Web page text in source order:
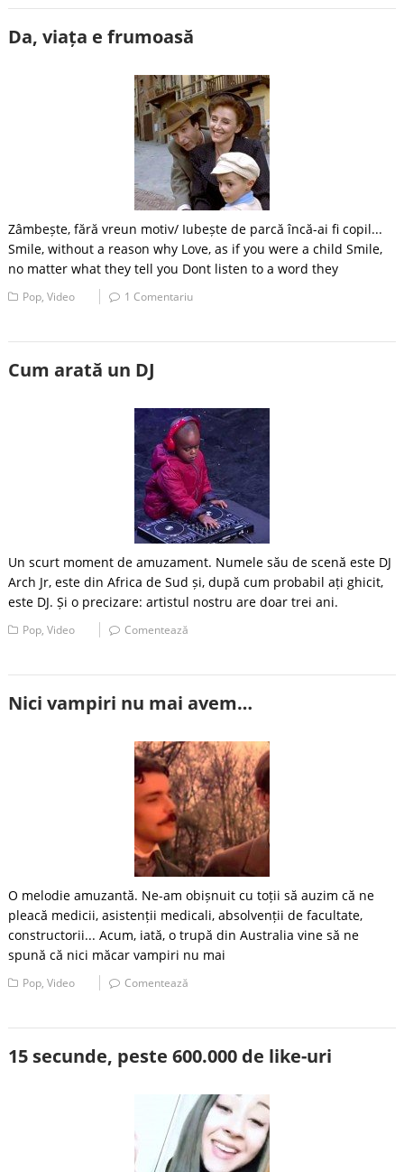
Da, viața e frumoasă
Zâmbește, fără vreun motiv/ Iubește de parcă încă-ai fi copil...
Smile, without a reason why Love, as if you were a child Smile,
no matter what they tell you Dont listen to a word they
Pop,Video 1 Comentariu
Cum arată un DJ
Un scurt moment de amuzament. Numele său de scenă este DJ
Arch Jr, este din Africa de Sud și, după cum probabil ați ghicit,
este DJ. Și o precizare: artistul nostru are doar trei ani.
Pop,Video Comentează
Nici vampiri nu mai avem…
O melodie amuzantă. Ne-am obișnuit cu toții să auzim că ne
pleacă medicii, asistenții medicali, absolvenții de facultate,
constructorii... Acum, iată, o trupă din Australia vine să ne
spună că nici măcar vampiri nu mai
Pop,Video Comentează
15 secunde, peste 600.000 de like-uri